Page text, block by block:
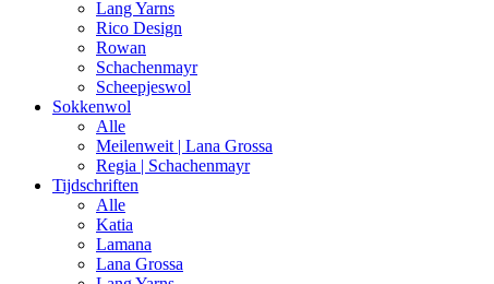
Lang Yarns
Rico Design
Rowan
Schachenmayr
Scheepjeswol
Sokkenwol
Alle
Meilenweit | Lana Grossa
Regia | Schachenmayr
Tijdschriften
Alle
Katia
Lamana
Lana Grossa